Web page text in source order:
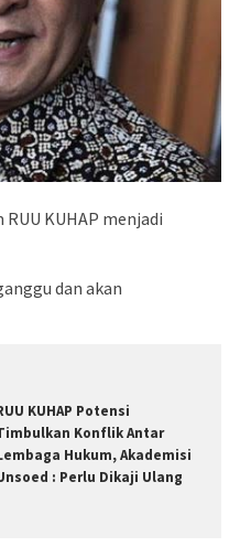
KUHAP menjadi
dan akan
KUHAP Potensi
Konflik Antar
Hukum, Akademisi
: Perlu Dikaji Ulang